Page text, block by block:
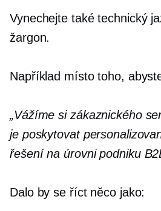
Vynechejte také technický
žargon.
Například místo toho,
„Vážíme si zákaznického
je poskytovat
řešenína úrovni podniku
Dalo by se říct něco jako: